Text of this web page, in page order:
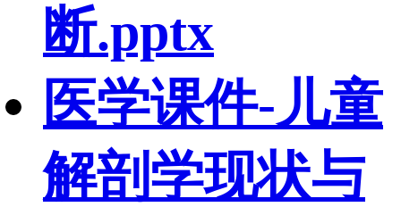
断.pptx
医学课件-儿童
解剖学现状与